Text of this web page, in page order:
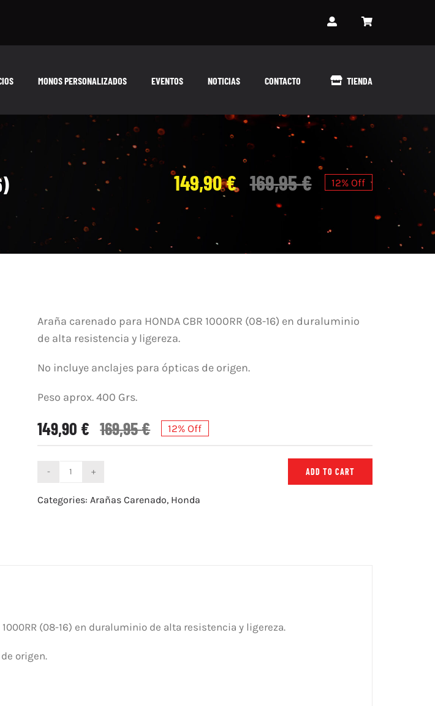
MONOS PERSONALIZADOS EVENTOS NOTICIAS CONTACTO TIENDA
169,95€
149,90€ 12% Off
Araña carenado para HONDA CBR 1000RR (08-16) en duraluminio
de alta resistencia y ligereza.
No incluye anclajes para ópticas de origen.
Peso aprox. 400 Grs.
169,95€
149,90 € 12% Off
Carenado
ADD TO CART
Categories: Arañas Carenado, Honda
1000RR (08-16) en duraluminio de alta resistencia y ligereza.
origen.